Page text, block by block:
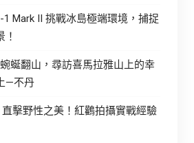
1 Mark II 挑戰冰島極端環境，捕捉
蜒翻山，尋訪喜馬拉雅山上的幸
—不丹
直擊野性之美！紅鸛拍攝實戰經驗